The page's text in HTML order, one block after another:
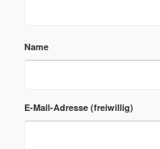
Name
E-Mail-Adresse